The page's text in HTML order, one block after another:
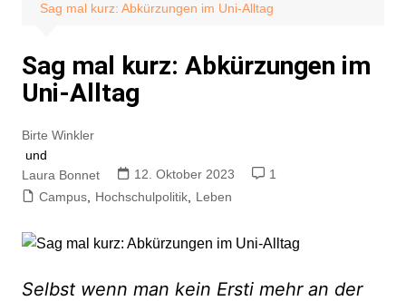
Sag mal kurz: Abkürzungen im Uni-Alltag
Sag mal kurz: Abkürzungen im
Uni-Alltag
Birte Winkler
und
Laura Bonnet
12. Oktober 2023
1
Campus, Hochschulpolitik, Leben
Selbst wenn man kein Ersti mehr an der